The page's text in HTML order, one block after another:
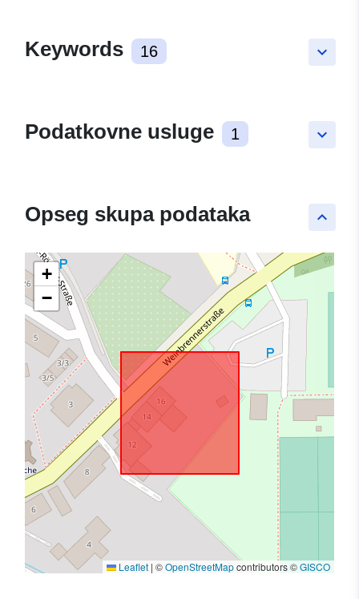
keyboard_arrow_down
Keywords 16
keyboard_arrow_down
Podatkovne usluge 1
keyboard_arrow_up
Opseg skupa podataka
+
−
Leaflet | ©OpenStreetMapcontributors ©GISCO